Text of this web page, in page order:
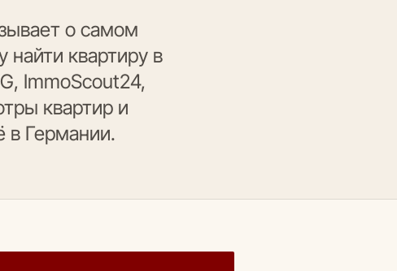
о самом
квартиру в
ImmoScout24,
квартир и
в Германии.